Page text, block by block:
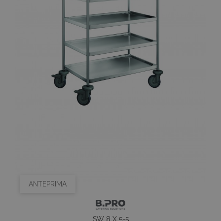
ANTEPRIMA
SW 8 X 5-5